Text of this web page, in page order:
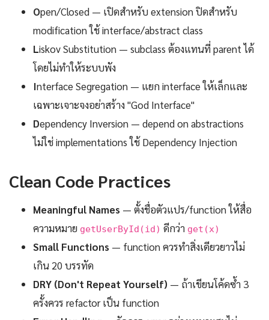
Open/Closed — เปิดสำหรับ extension ปิดสำหรับ
modification ใช้ interface/abstract class
Liskov Substitution — subclass ต้องแทนที่ parent ได้
โดยไม่ทำให้ระบบพัง
Interface Segregation — แยก interface ให้เล็กและ
เฉพาะเจาะจงอย่าสร้าง "God Interface"
Dependency Inversion — depend on abstractions
ไม่ใช่ implementations ใช้ Dependency Injection
Clean Code Practices
Meaningful Names — ตั้งชื่อตัวแปร/function ให้สื่อ
ความหมาย getUserById(id) ดีกว่า get(x)
Small Functions — function ควรทำสิ่งเดียวยาวไม่
เกิน 20 บรรทัด
DRY (Don't Repeat Yourself) — ถ้าเขียนโค้ดซ้ำ 3
ครั้งควร refactor เป็น function